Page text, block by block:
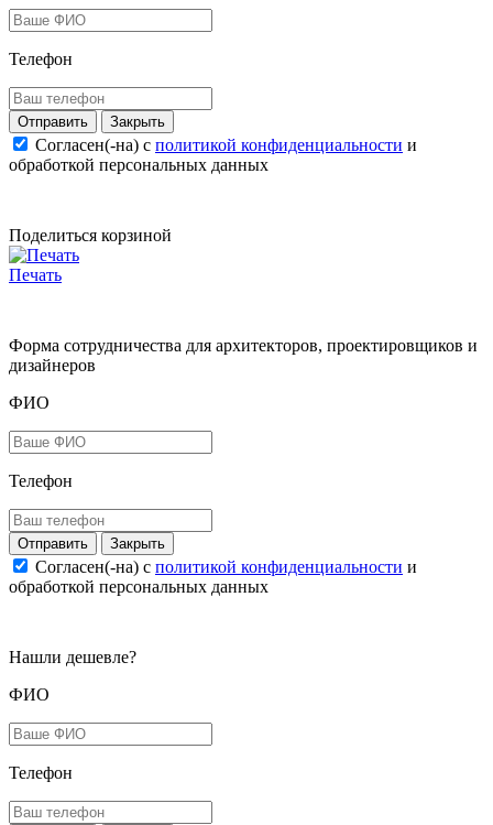
Телефон
Закрыть
Согласен(-на) c политикой конфиденциальности и
обработкой персональных данных
Поделиться корзиной
Печать
Форма сотрудничества для архитекторов, проектировщиков и
дизайнеров
ФИО
Телефон
Закрыть
Согласен(-на) c политикой конфиденциальности и
обработкой персональных данных
Нашли дешевле?
ФИО
Телефон